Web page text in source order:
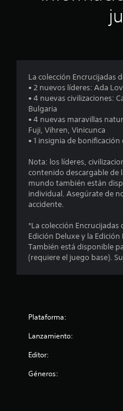
La colección Encrucijadas
• 2 nuevos líderes: Ada
• 4 nuevas civilizaciones:
Bulgaria
• 4 nuevas maravillas
Fuji, Vihren, Vinicunca
• 1 insignia de bonificación
Nota: los líderes,
contenido descargable de
mundo también están
individual. Asegúrate de
accidente.
*La colección
Edición Deluxe y la
También está disponible
(requiere el juego base).
Plataforma:
Lanzamiento:
Editor:
Géneros: